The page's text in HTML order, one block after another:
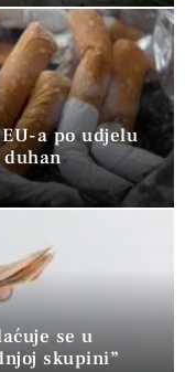
a po udjelu
se u
skupini”